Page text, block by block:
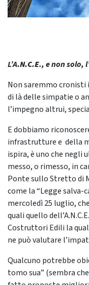
L’A.N.C.E., e non solo,
Non saremmo cronisti
di là delle simpatie o
l’impegno altrui,
E dobbiamo
infrastrutture e della
ispira, è uno che negli
messo, o rimesso, in
Ponte sullo Stretto di
come la “Legge salva-
mercoledì 25 luglio,
quali quello
Costruttori Edili la
ne può valutare
Qualcuno potrebbe
tomo sua” (sembra